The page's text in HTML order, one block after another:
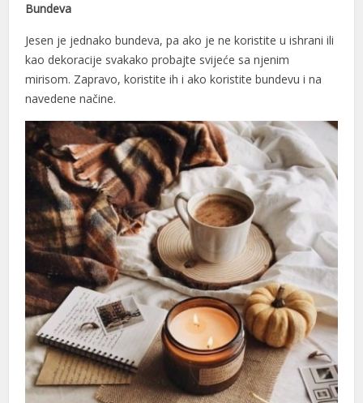
Bundeva
Jesen je jednako bundeva, pa ako je ne koristite u ishrani ili
kao dekoracije svakako probajte svijeće sa njenim
mirisom. Zapravo, koristite ih i ako koristite bundevu i na
navedene načine.